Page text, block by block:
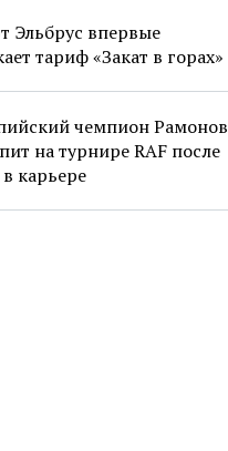
Эльбрус впервые
тариф «Закат в горах»
чемпион Рамонов
на турнире RAF после
карьере